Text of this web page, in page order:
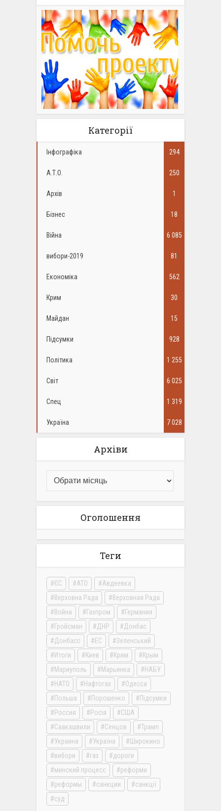
Категорії
Інфографіка 294
А.Т.О. 250
Архів 1
Бізнес 18
Війна 6 085
вибори-2019 81
Економіка 562
Крим 30
Майдан 15
Підсумки 928
Політика 1 255
Світ 6 025
Спец 1 319
Україна 7 028
Архіви
Оголошення
Теги
ЄС АТО
Авдеевка
Верховна Рада
Верховная Рада
Война
Газпром
Германия
Гройсман
ДНР
Донбас
Донбасс
ЕС
Зеленський
Итоги
Киев Крим
Крым
Мариуполь
Марьинка
НАБУ
НАТО
Нафтогаз
Одесса
Польша
Порошенко
Підсумки
Россия
Росія
США
Саакашвили
Сенцов
Трамп
Украина
Україна
Широкино
вибори
газ
дороги
минский процесс
реформи
реформы
санкции
санкції
суд